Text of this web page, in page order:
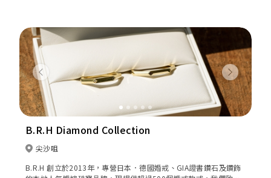
Previous Next
B.R.H Diamond Collection
尖沙咀
B.R.H 創立於2013年，專營日本．德國婚戒、GIA證書鑽石及鑽飾